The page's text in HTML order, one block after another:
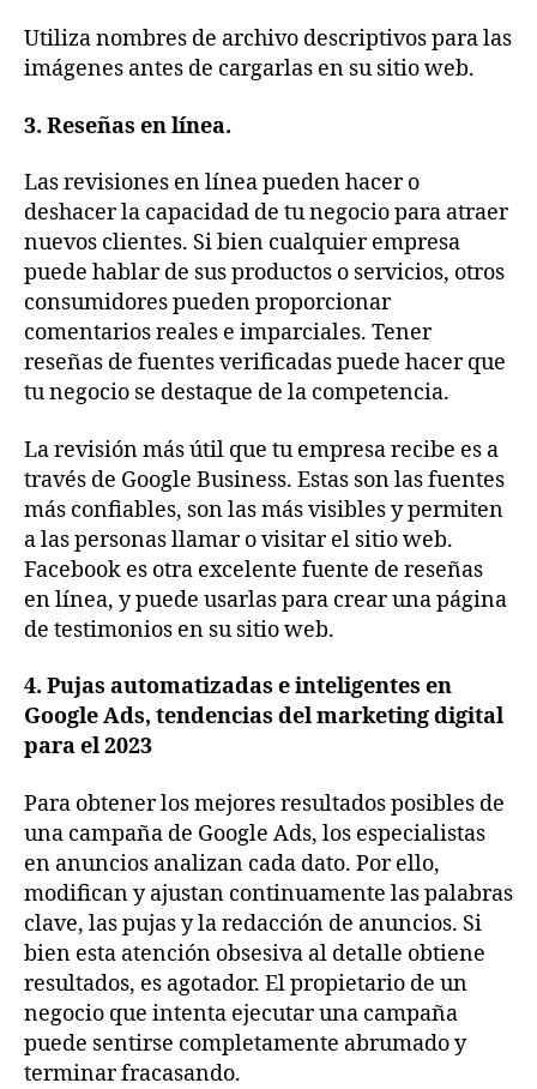
Utiliza nombres de archivo descriptivos para las
imágenes antes de cargarlas en su sitio web.
3. Reseñas en línea.
Las revisiones en línea pueden hacer o
deshacer la capacidad de tu negocio para atraer
nuevos clientes. Si bien cualquier empresa
puede hablar de sus productos o servicios, otros
consumidores pueden proporcionar
comentarios reales e imparciales. Tener
reseñas de fuentes verificadas puede hacer que
tu negocio se destaque de la competencia.
La revisión más útil que tu empresa recibe es a
través de Google Business. Estas son las fuentes
más confiables, son las más visibles y permiten
a las personas llamar o visitar el sitio web.
Facebook es otra excelente fuente de reseñas
en línea, y puede usarlas para crear una página
de testimonios en su sitio web.
4. Pujas automatizadas e inteligentes en
Google Ads, tendencias del marketing digital
para el 2023
Para obtener los mejores resultados posibles de
una campaña de Google Ads, los especialistas
en anuncios analizan cada dato. Por ello,
modifican y ajustan continuamente las palabras
clave, las pujas y la redacción de anuncios. Si
bien esta atención obsesiva al detalle obtiene
resultados, es agotador. El propietario de un
negocio que intenta ejecutar una campaña
puede sentirse completamente abrumado y
terminar fracasando.